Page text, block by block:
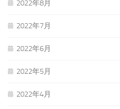
2022年8月
2022年7月
2022年6月
2022年5月
2022年4月